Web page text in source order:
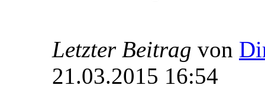
Letzter Beitrag von
21.03.2015 16:54